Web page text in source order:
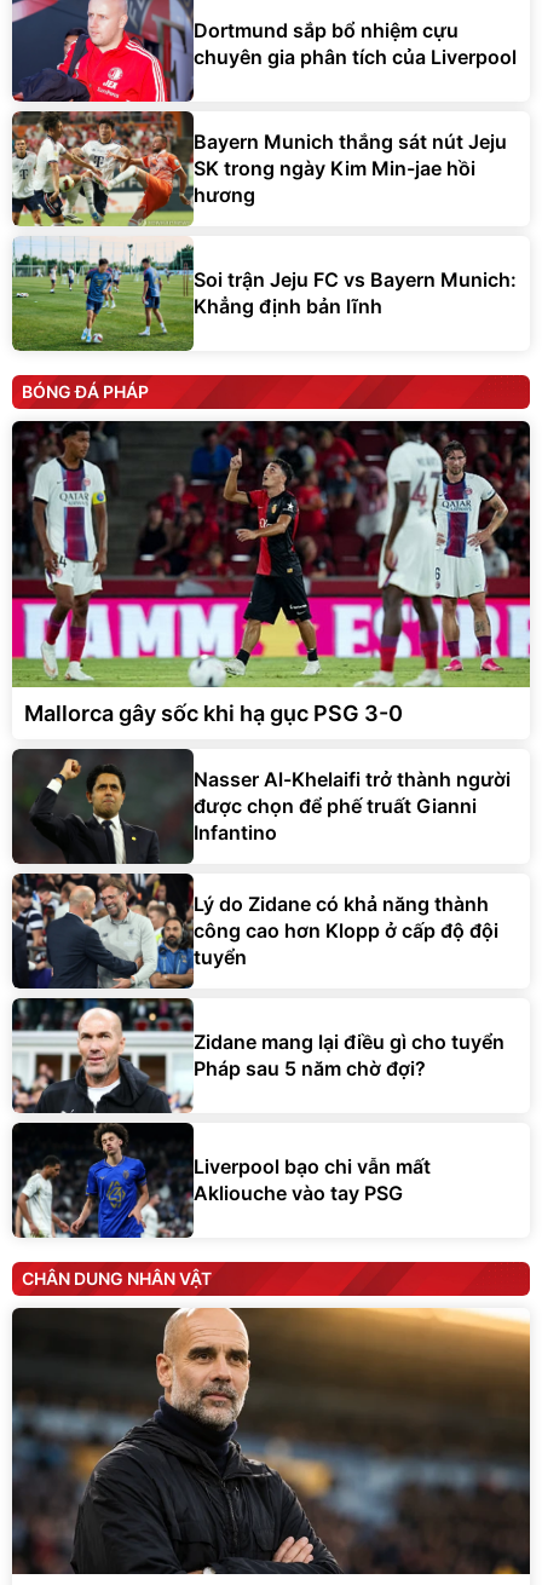
Dortmund sắp bổ nhiệm cựu
chuyên gia phân tích của Liverpool
Bayern Munich thắng sát nút Jeju
SK trong ngày Kim Min-jae hồi
hương
Soi trận Jeju FC vs Bayern Munich:
Khẳng định bản lĩnh
BÓNG ĐÁ PHÁP
Mallorca gây sốc khi hạ gục PSG 3-0
Nasser Al-Khelaifi trở thành người
được chọn để phế truất Gianni
Infantino
Lý do Zidane có khả năng thành
công cao hơn Klopp ở cấp độ đội
tuyển
Zidane mang lại điều gì cho tuyển
Pháp sau 5 năm chờ đợi?
Liverpool bạo chi vẫn mất
Akliouche vào tay PSG
CHÂN DUNG NHÂN VẬT